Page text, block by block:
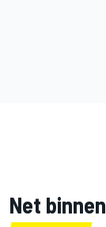
Net binnen